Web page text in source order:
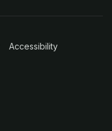
(opens in a new tab)
Accessibility